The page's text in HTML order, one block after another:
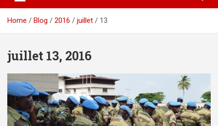
Home Blog 2016 juillet 13
juillet 13, 2016